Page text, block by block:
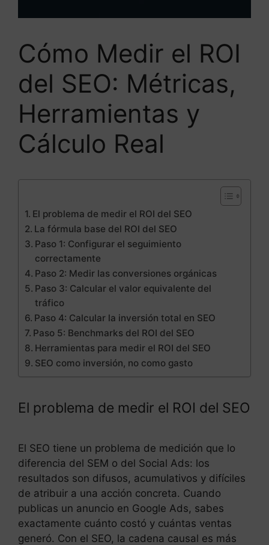
Cómo Medir el ROI
del SEO: Métricas,
Herramientas y
Cálculo Real
El problema de medir el ROI del SEO
La fórmula base del ROI del SEO
Paso 1: Configurar el seguimiento
correctamente
Paso 2: Medir las conversiones orgánicas
Paso 3: Calcular el valor equivalente del
tráfico
Paso 4: Calcular la inversión total en SEO
Paso 5: Benchmarks del ROI del SEO
Herramientas para medir el ROI del SEO
SEO como inversión, no como gasto
El problema de medir el ROI del SEO
El SEO tiene un problema de medición que lo
diferencia del SEM o del Social Ads: los
resultados son difusos, acumulativos y difíciles
de atribuir a una acción concreta. Cuando
publicas un anuncio en Google Ads, sabes
exactamente cuánto costó y cuántas ventas
generó. Con el SEO, la cadena causal es más